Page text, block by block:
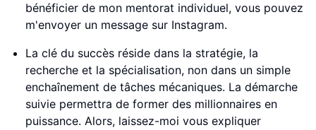
bénéficier de mon mentorat individuel, vous pouvez
m'envoyer un message sur Instagram.
La clé du succès réside dans la stratégie, la
recherche et la spécialisation, non dans un simple
enchaînement de tâches mécaniques. La démarche
suivie permettra de former des millionnaires en
puissance. Alors, laissez-moi vous expliquer